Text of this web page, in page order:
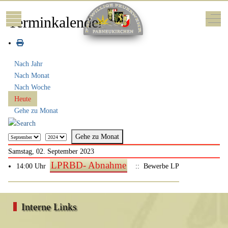
Mobile Menu Toggle Off-
Terminkalender
Nach Jahr
Nach Monat
Nach Woche
Heute
Gehe zu Monat
Gehe zu Monat
Samstag, 02. September 2023
14:00 Uhr
LPRBD- Abnahme :: Bewerbe LP
Interne Links